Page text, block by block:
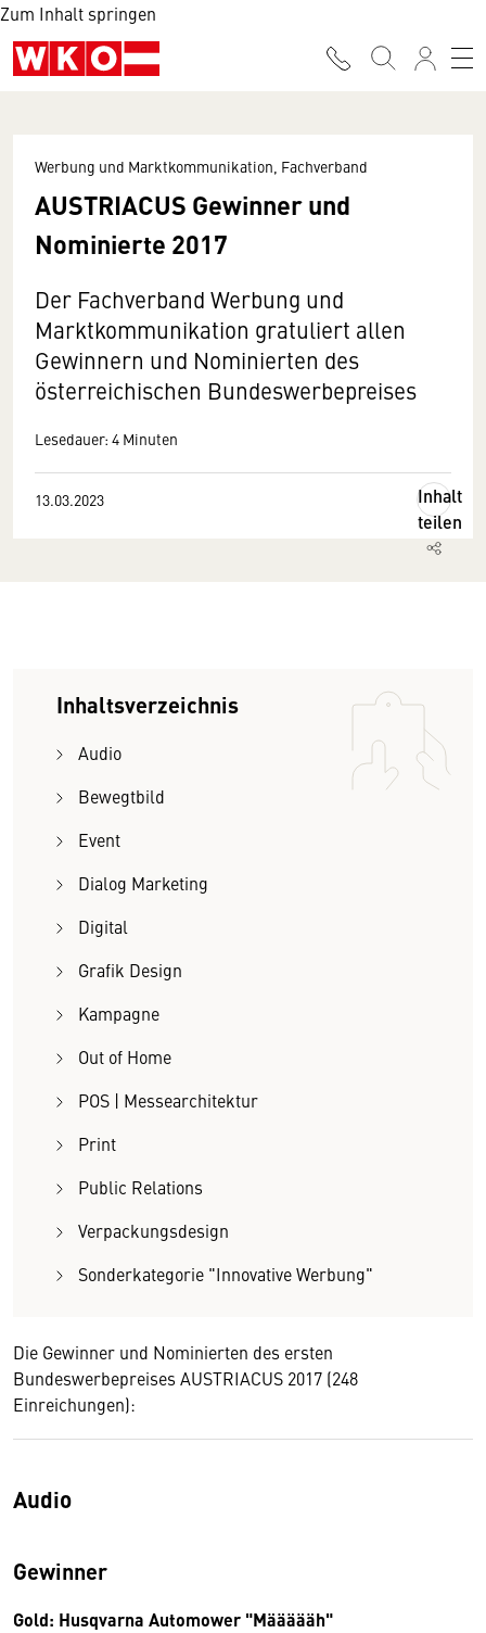
Zum Inhalt springen
Werbung und Marktkommunikation, Fachverband
AUSTRIACUS Gewinner und
Nominierte 2017
Der Fachverband Werbung und
Marktkommunikation gratuliert allen
Gewinnern und Nominierten des
österreichischen Bundeswerbepreises
Lesedauer: 4 Minuten
13.03.2023
Inhalt
teilen
Inhaltsverzeichnis
Audio
Bewegtbild
Event
Dialog Marketing
Digital
Grafik Design
Kampagne
Out of Home
POS | Messearchitektur
Print
Public Relations
Verpackungsdesign
Sonderkategorie "Innovative Werbung"
Die Gewinner und Nominierten des ersten
Bundeswerbepreises AUSTRIACUS 2017 (248
Einreichungen):
Audio
Gewinner
Gold: Husqvarna Automower "Määäääh"